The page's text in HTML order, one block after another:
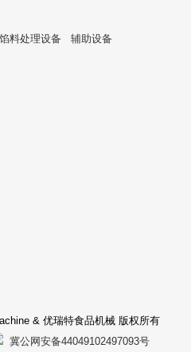
馅料处理设备 辅助设备
& 优瑞特食品机械 版权所有
冀公网安备44049102497093号